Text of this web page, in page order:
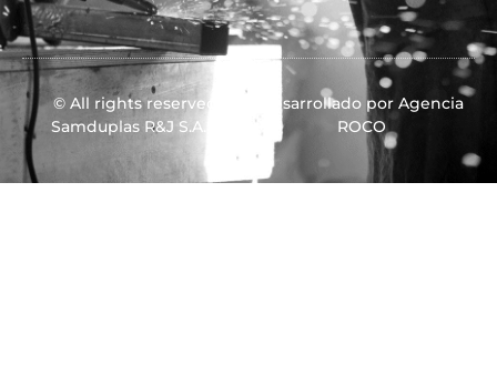
© All rights reserved
Samduplas R&J S.A.S.
Desarrollado por Agencia
ROCO